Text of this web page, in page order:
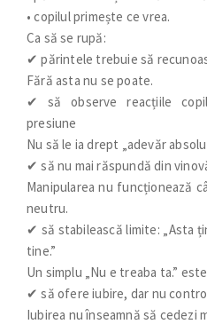
• copilul primește ce vrea.
Ca să se rupă:
✔ părintele trebuie să
Fără asta nu se poate.
✔ să observe reacțiile
presiune
Nu să le ia drept „adevăr
✔ să nu mai răspundă din
Manipularea nu funcționează
neutru.
✔ să stabilească limite: „Asta
tine.”
Un simplu „Nu e treaba ta.”
✔ să ofere iubire, dar nu
Iubirea nu înseamnă să cedezi